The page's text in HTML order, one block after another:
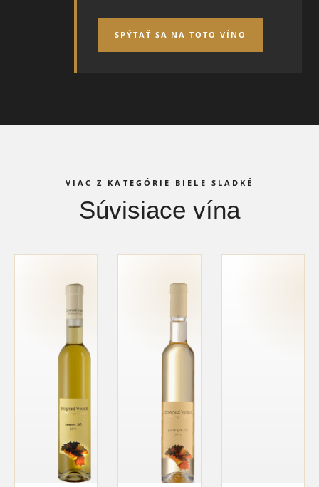
SPÝTAŤ SA NA TOTO VÍNO
VIAC Z KATEGÓRIE BIELE SLADKÉ
Súvisiace vína